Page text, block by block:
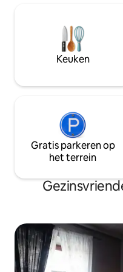
Keuken
Gratis parkeren op
het terrein